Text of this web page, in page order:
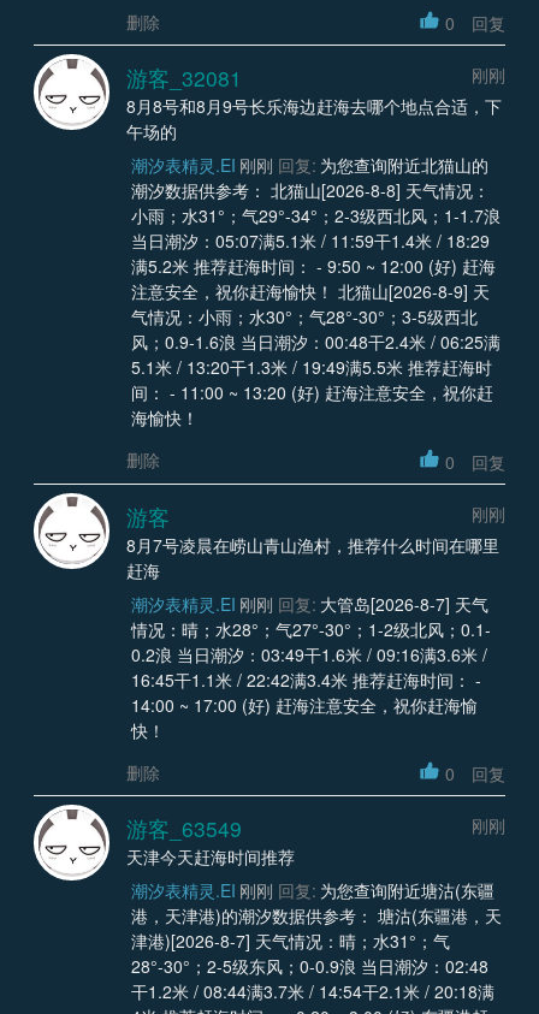
删除
0 回复
游客_32081
刚刚
8月8号和8月9号长乐海边赶海去哪个地点合适，下
午场的
潮汐表精灵.EI 刚刚 回复: 为您查询附近北猫山的
潮汐数据供参考： 北猫山[2026-8-8] 天气情况：
小雨；水31°；气29°-34°；2-3级西北风；1-1.7浪
当日潮汐：05:07满5.1米 / 11:59干1.4米 / 18:29
满5.2米 推荐赶海时间： - 9:50 ~ 12:00 (好) 赶海
注意安全，祝你赶海愉快！ 北猫山[2026-8-9] 天
气情况：小雨；水30°；气28°-30°；3-5级西北
风；0.9-1.6浪 当日潮汐：00:48干2.4米 / 06:25满
5.1米 / 13:20干1.3米 / 19:49满5.5米 推荐赶海时
间： - 11:00 ~ 13:20 (好) 赶海注意安全，祝你赶
海愉快！
删除
0 回复
游客
刚刚
8月7号凌晨在崂山青山渔村，推荐什么时间在哪里
赶海
潮汐表精灵.EI 刚刚 回复: 大管岛[2026-8-7] 天气
情况：晴；水28°；气27°-30°；1-2级北风；0.1-
0.2浪 当日潮汐：03:49干1.6米 / 09:16满3.6米 /
16:45干1.1米 / 22:42满3.4米 推荐赶海时间： -
14:00 ~ 17:00 (好) 赶海注意安全，祝你赶海愉
快！
删除
0 回复
游客_63549
刚刚
天津今天赶海时间推荐
潮汐表精灵.EI 刚刚 回复: 为您查询附近塘沽(东疆
港，天津港)的潮汐数据供参考： 塘沽(东疆港，天
津港)[2026-8-7] 天气情况：晴；水31°；气
28°-30°；2-5级东风；0-0.9浪 当日潮汐：02:48
干1.2米 / 08:44满3.7米 / 14:54干2.1米 / 20:18满